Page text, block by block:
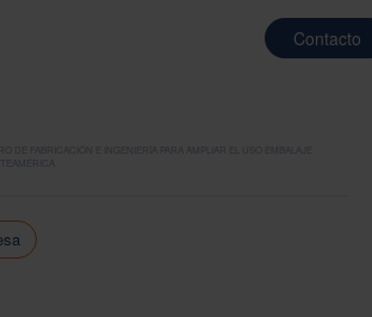
Contacto
DE FABRICACIÓN E INGENIERÍA PARA AMPLIAR EL USO EMBALAJE